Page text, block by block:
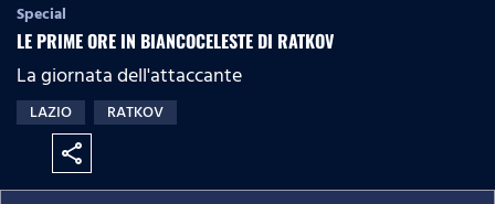
Special
LE PRIME ORE IN BIANCOCELESTE DI RATKOV
La giornata dell'attaccante
LAZIO RATKOV
share